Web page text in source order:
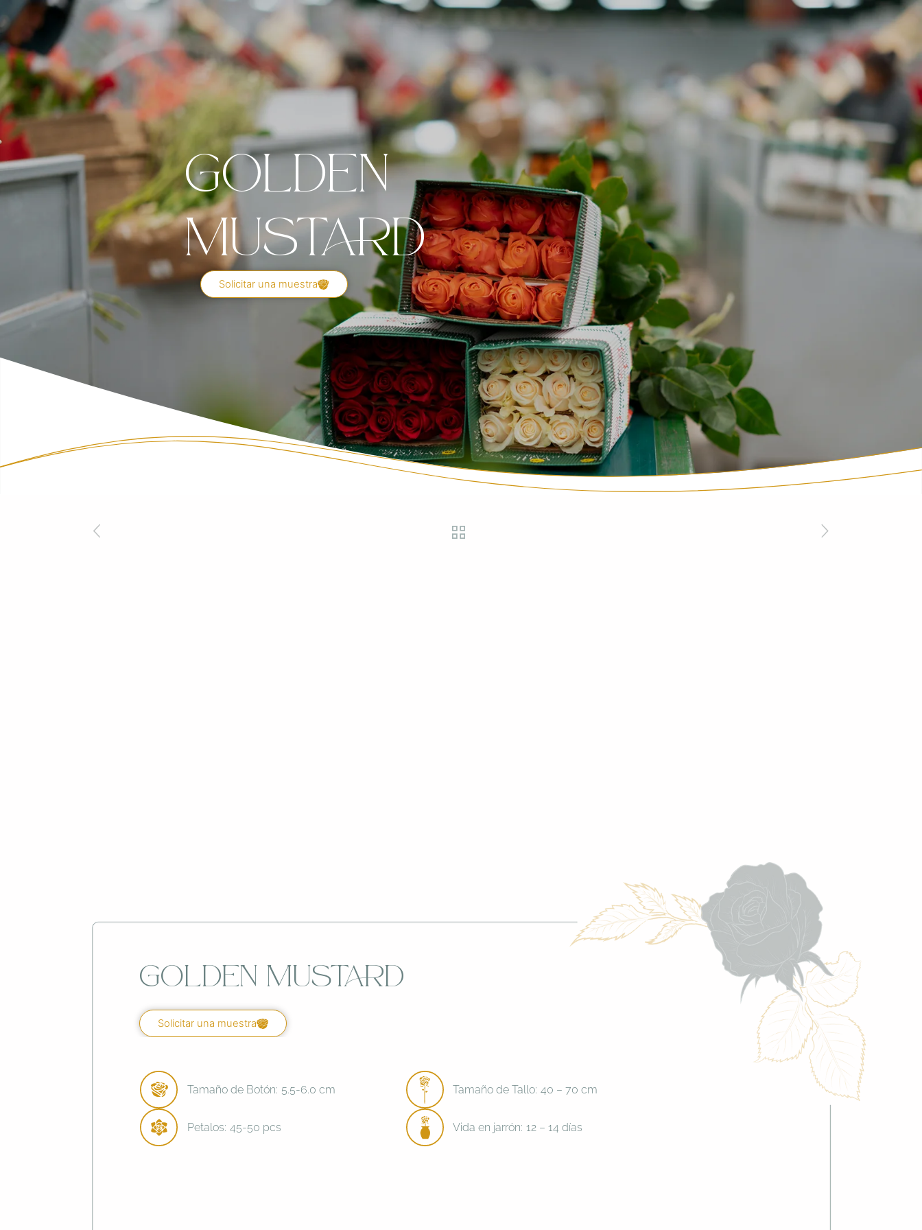
Golden
Mustard
Solicitar una muestra
Golden Mustard
Solicitar una muestra
Tamaño de Botón: 5.5-6.0 cm Tamaño de Tallo: 40 – 70 cm
Petalos: 45-50 pcs Vida en jarrón: 12 – 14 días